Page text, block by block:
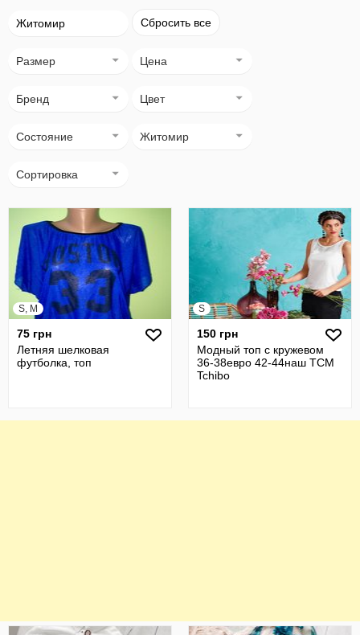
Житомир Сбросить все
Размер Цена
Бренд Цвет
Состояние Житомир
Сортировка
S, M
75 грн
Летняя шелковая
футболка, топ
S
150 грн
Модный топ с кружевом
36-38евро 42-44наш TCM
Tchibo